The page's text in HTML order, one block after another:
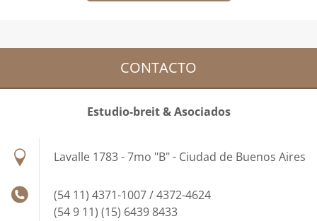
CONTACTO
Estudio-breit & Asociados
Lavalle 1783 - 7mo "B" - Ciudad de Buenos Aires
(54 11) 4371-1007 / 4372-4624
(54 9 11) (15) 6439 8433